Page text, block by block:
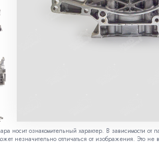
носит ознакомительный характер. В зависимости от
незначительно отличаться от изображения. Это не